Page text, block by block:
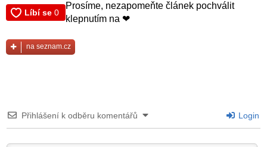
Prosíme, nezapomeňte článek pochválit
klepnutím na ❤
na seznam.cz
Přihlášení k odběru komentářů Login